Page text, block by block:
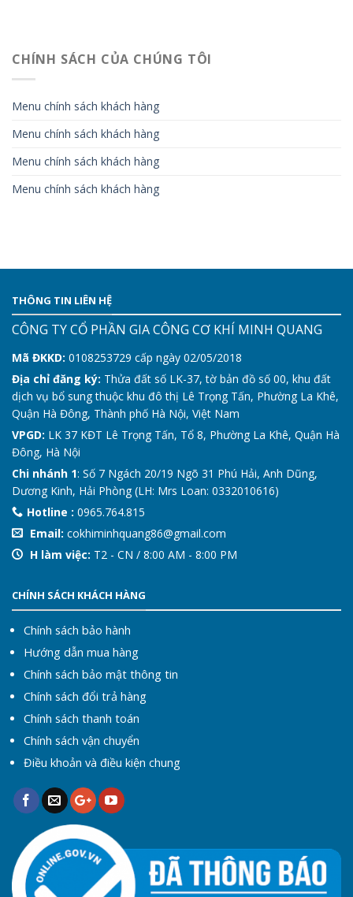
CHÍNH SÁCH CỦA CHÚNG TÔI
Menu chính sách khách hàng
Menu chính sách khách hàng
Menu chính sách khách hàng
Menu chính sách khách hàng
THÔNG TIN LIÊN HỆ
CÔNG TY CỔ PHẦN GIA CÔNG CƠ KHÍ MINH QUANG
Mã ĐKKD: 0108253729 cấp ngày 02/05/2018
Địa chỉ đăng ký: Thửa đất số LK-37, tờ bản đồ số 00, khu đất
dịch vụ bổ sung thuộc khu đô thị Lê Trọng Tấn, Phường La Khê,
Quận Hà Đông, Thành phố Hà Nội, Việt Nam
VPGD: LK 37 KĐT Lê Trọng Tấn, Tổ 8, Phường La Khê, Quận Hà
Đông, Hà Nội
Chi nhánh 1: Số 7 Ngách 20/19 Ngõ 31 Phú Hải, Anh Dũng,
Dương Kinh, Hải Phòng (LH: Mrs Loan: 0332010616)
Hotline : 0965.764.815
Email: cokhiminhquang86@gmail.com
H làm việc: T2 - CN / 8:00 AM - 8:00 PM
CHÍNH SÁCH KHÁCH HÀNG
Chính sách bảo hành
Hướng dẫn mua hàng
Chính sách bảo mật thông tin
Chính sách đổi trả hàng
Chính sách thanh toán
Chính sách vận chuyển
Điều khoản và điều kiện chung